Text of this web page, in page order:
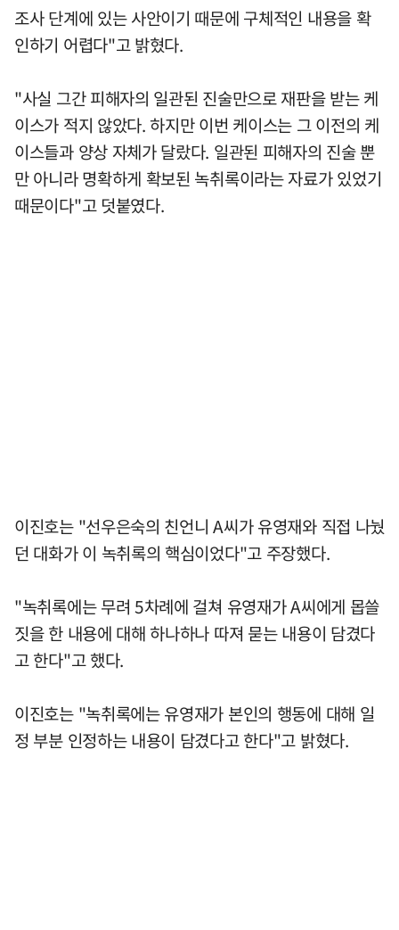
조사 단계에 있는 사안이기 때문에 구체적인 내용을 확
인하기 어렵다"고 밝혔다.
"사실 그간 피해자의 일관된 진술만으로 재판을 받는 케
이스가 적지 않았다. 하지만 이번 케이스는 그 이전의 케
이스들과 양상 자체가 달랐다. 일관된 피해자의 진술 뿐
만 아니라 명확하게 확보된 녹취록이라는 자료가 있었기
때문이다"고 덧붙였다.
이진호는 "선우은숙의 친언니 A씨가 유영재와 직접 나눴
던 대화가 이 녹취록의 핵심이었다"고 주장했다.
"녹취록에는 무려 5차례에 걸쳐 유영재가 A씨에게 몹쓸
짓을 한 내용에 대해 하나하나 따져 묻는 내용이 담겼다
고 한다"고 했다.
이진호는 "녹취록에는 유영재가 본인의 행동에 대해 일
정 부분 인정하는 내용이 담겼다고 한다"고 밝혔다.